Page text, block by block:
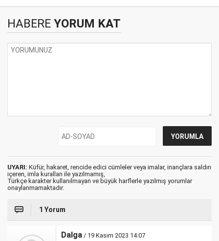
HABERE YORUM KAT
UYARI: Küfür, hakaret, rencide edici cümleler veya imalar, inançlara saldırı
içeren, imla kuralları ile yazılmamış,
Türkçe karakter kullanılmayan ve büyük harflerle yazılmış yorumlar
onaylanmamaktadır.
1 Yorum
Dalga / 19 Kasım 2023 14:07